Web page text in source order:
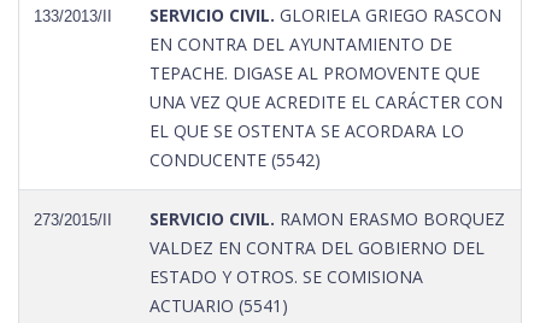
133/2013/II SERVICIO CIVIL. GLORIELA GRIEGO RASCON
EN CONTRA DEL AYUNTAMIENTO DE
TEPACHE. DIGASE AL PROMOVENTE QUE
UNA VEZ QUE ACREDITE EL CARÁCTER CON
EL QUE SE OSTENTA SE ACORDARA LO
CONDUCENTE (5542)
273/2015/II SERVICIO CIVIL. RAMON ERASMO BORQUEZ
VALDEZ EN CONTRA DEL GOBIERNO DEL
ESTADO Y OTROS. SE COMISIONA
ACTUARIO (5541)